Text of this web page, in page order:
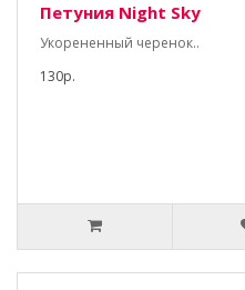
Петуния Night Sky
Укорененный черенок..
130р.